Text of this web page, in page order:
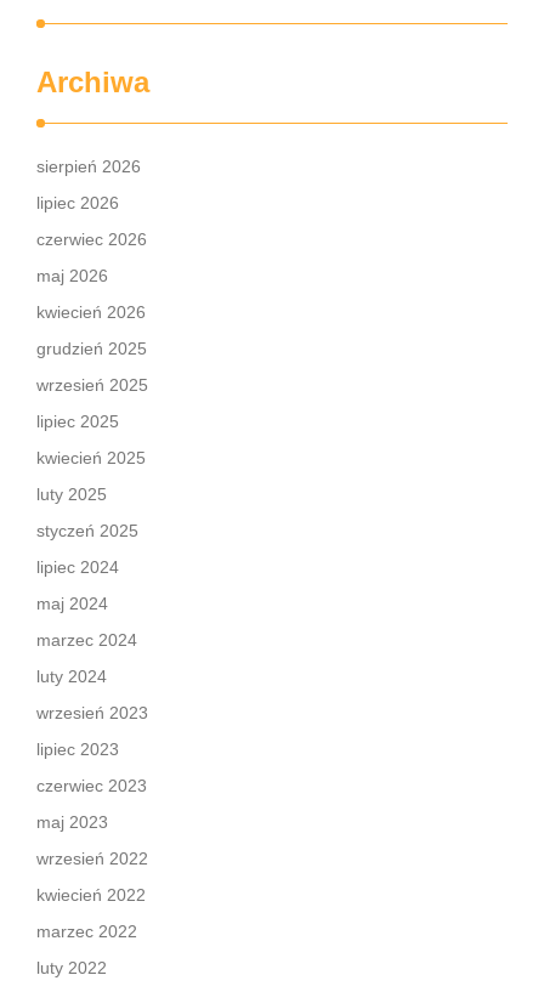
Archiwa
sierpień 2026
lipiec 2026
czerwiec 2026
maj 2026
kwiecień 2026
grudzień 2025
wrzesień 2025
lipiec 2025
kwiecień 2025
luty 2025
styczeń 2025
lipiec 2024
maj 2024
marzec 2024
luty 2024
wrzesień 2023
lipiec 2023
czerwiec 2023
maj 2023
wrzesień 2022
kwiecień 2022
marzec 2022
luty 2022